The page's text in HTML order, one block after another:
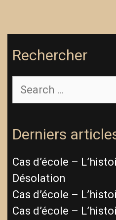
Rechercher
Derniers
Cas d’école –
Désolation
Cas d’école –
Cas d’école –